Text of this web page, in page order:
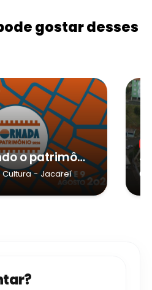
gostar desses
Desvendando o patrimônio cultural do Centro de Jacareí/SP
- Jacareí